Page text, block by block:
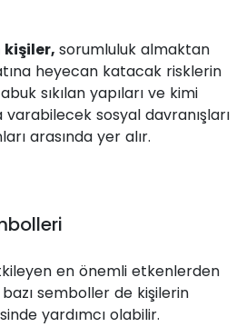
kişiler, sorumluluk almaktan
heyecan katacak risklerin
sıkılan yapıları ve kimi
sosyal davranışları
arasında yer alır.
en önemli etkenlerden
semboller de kişilerin
yardımcı olabilir.